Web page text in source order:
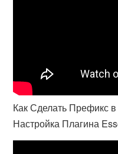
Как Сделать Префикс
Настройка Плагина